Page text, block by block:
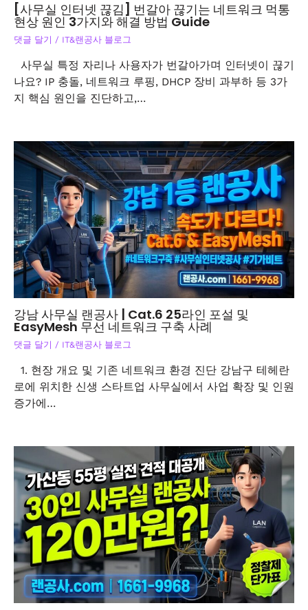
[사무실 인터넷 끊김] 번갈아 끊기는 네트워크 먹통
현상 원인 3가지와 해결 방법 Guide
댓글 달기 / IT&랜공사 블로그
사무실 특정 자리나 사용자가 번갈아가며 인터넷이 끊기
나요? IP 충돌, 네트워크 루핑, DHCP 장비 과부하 등 3가
지 핵심 원인을 진단하고,…
강남 사무실 랜공사 | Cat.6 25라인 포설 및
EasyMesh 무선 네트워크 구축 사례
댓글 달기 / IT&랜공사 블로그
1. 현장 개요 및 기존 네트워크 환경 진단 강남구 테헤란
로에 위치한 신생 스타트업 사무실에서 사업 확장 및 인원
증가에…